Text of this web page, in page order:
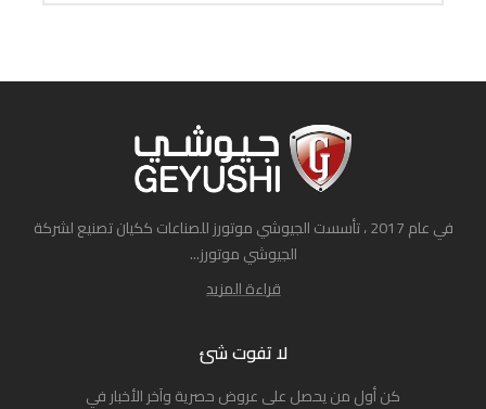
في عام 2017 ، تأسست الجيوشي موتورز للصناعات ككيان تصنيع لشركة
الجيوشي موتورز...
قراءة المزيد
لا تفوت شئ
كن أول من يحصل على عروض حصرية وآخر الأخبار في